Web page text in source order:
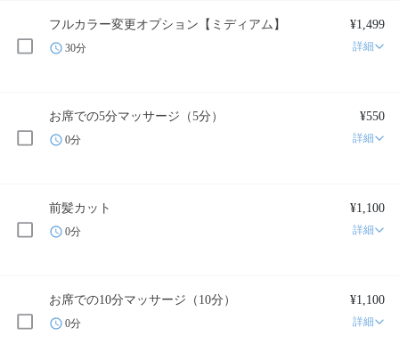
フルカラー変更オプション【ミディアム】 ¥1,499
30分 詳細
お席での5分マッサージ（5分） ¥550
0分 詳細
前髪カット ¥1,100
0分 詳細
お席での10分マッサージ（10分） ¥1,100
0分 詳細